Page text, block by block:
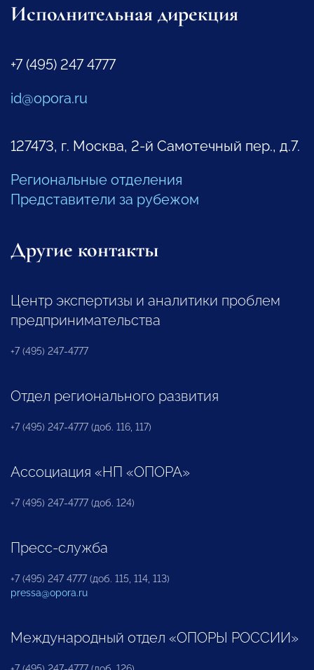
Исполнительная дирекция
+7 (495) 247 4777
id@opora.ru
127473, г. Москва, 2-й Самотечный пер., д.7.
Региональные отделения
Представители за рубежом
Другие контакты
Центр экспертизы и аналитики проблем
предпринимательства
+7 (495) 247-4777
Отдел регионального развития
+7 (495) 247-4777 (доб. 116, 117)
Ассоциация «НП «ОПОРА»
+7 (495) 247-4777 (доб. 124)
Пресс-служба
+7 (495) 247 4777 (доб. 115, 114, 113)
pressa@opora.ru
Международный отдел «ОПОРЫ РОССИИ»